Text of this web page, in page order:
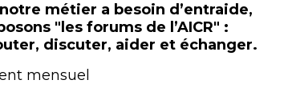
métier a besoin d’entraide,
"les forums de l’AICR" :
discuter, aider et échanger.
mensuel